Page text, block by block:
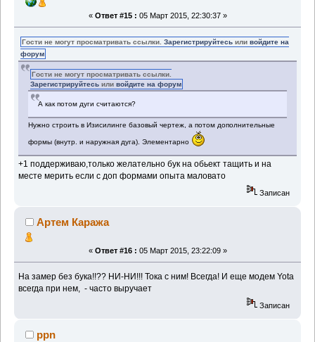
« Ответ #15 : 05 Март 2015, 22:30:37 »
Гости не могут просматривать ссылки.Зарегистрируйтесь иливойдите на
форум
Гости не могут просматривать ссылки.
Зарегистрируйтесь иливойдите на форум
А как потом дуги считаются?
Нужно строить в Изисилинге базовый чертеж, а потом дополнительные
формы (внутр. и наружная дуга). Элементарно
+1 поддерживаю,только желательно бук на обьект тащить и на
месте мерить если с доп формами опыта маловато
Записан
Артем Каража
« Ответ #16 : 05 Март 2015, 23:22:09 »
На замер без бука!!?? НИ-НИ!!! Тока с ним! Всегда! И еще модем Yota
всегда при нем, - часто выручает
Записан
ppn